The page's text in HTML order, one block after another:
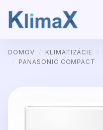
na
DOMOV / KLIMATIZÁCIE /
PANASONIC COMPACT